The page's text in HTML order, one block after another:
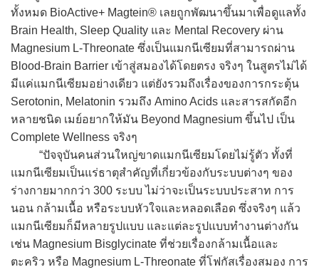
ทั้งหมด BioActive+ Magtein® เลยถูกพัฒนาขึ้นมาเพื่อดูแลทั้ง
Brain Health, Sleep Quality และ Mental Recovery ผ่าน
Magnesium L-Threonate ซึ่งเป็นแมกนีเซียมที่สามารถผ่าน
Blood-Brain Barrier เข้าสู่สมองได้โดยตรง จริงๆ ในสูตรไม่ได้
มีแค่แมกนีเซียมอย่างเดียว แต่ยังรวมถึงเรื่องของการกระตุ้น
Serotonin, Melatonin รวมถึง Amino Acids และสารสกัดอีก
หลายชนิด เมย์อยากให้มัน Beyond Magnesium ขึ้นไป เป็น
Complete Wellness จริงๆ
“ปัจจุบันคนส่วนใหญ่ขาดแมกนีเซียมโดยไม่รู้ตัว ทั้งที่
แมกนีเซียมเป็นแร่ธาตุสำคัญที่เกี่ยวข้องกับระบบต่างๆ ของ
ร่างกายมากกว่า 300 ระบบ ไม่ว่าจะเป็นระบบประสาท การ
นอน กล้ามเนื้อ หรือระบบหัวใจและหลอดเลือด ซึ่งจริงๆ แล้ว
แมกนีเซียมก็มีหลายรูปแบบ และแต่ละรูปแบบทำงานต่างกัน
เช่น Magnesium Bisglycinate ที่ช่วยเรื่องกล้ามเนื้อและ
ตะคริว หรือ Magnesium L-Threonate ที่โฟกัสเรื่องสมอง การ